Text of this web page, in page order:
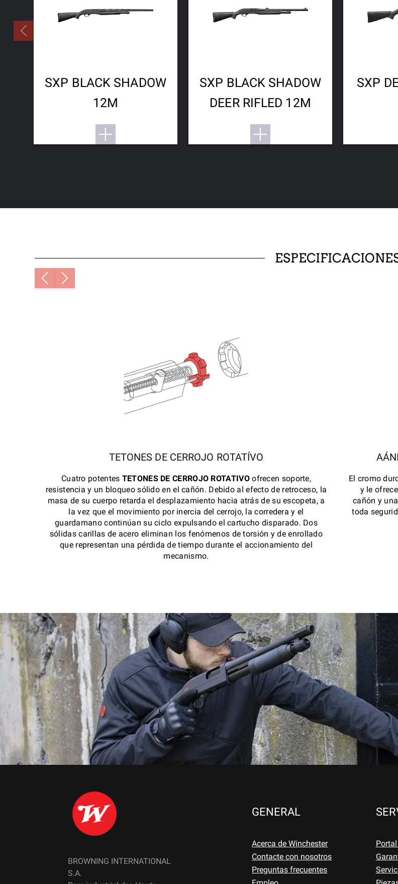
SXP BLACK SHADOW
12M
SXP BLACK SHADOW
DEER RIFLED 12M
SXP
TETONES DE CERROJO ROTATÍVO
Cuatro potentes TETONES DE CERROJO ROTATIVOofrecen soporte,
resistencia y un bloqueo sólido en el cañón. Debido al efecto de retroceso, la
masa de su cuerpo retarda el desplazamiento hacia atrás de su escopeta, a
la vez que el movimiento por inercia del cerrojo, la corredera y el
guardamano continúan su ciclo expulsando el cartucho disparado. Dos
sólidas carillas de acero eliminan los fenómenos de torsión y de enrollado
que representan una pérdida de tiempo durante el accionamiento del
mecanismo.
El cromo
y le
cañón y
toda
BROWNING INTERNATIONAL
S.A.
GENERAL
Acerca de Winchester
Contacte con nosotros
Preguntas frecuentes